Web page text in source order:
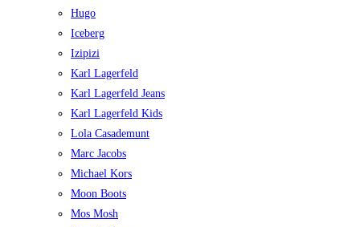
Hugo
Iceberg
Izipizi
Karl Lagerfeld
Karl Lagerfeld Jeans
Karl Lagerfeld Kids
Lola Casademunt
Marc Jacobs
Michael Kors
Moon Boots
Mos Mosh